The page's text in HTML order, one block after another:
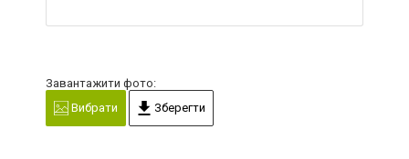
Завантажити фото:
Вибрати
Зберегти